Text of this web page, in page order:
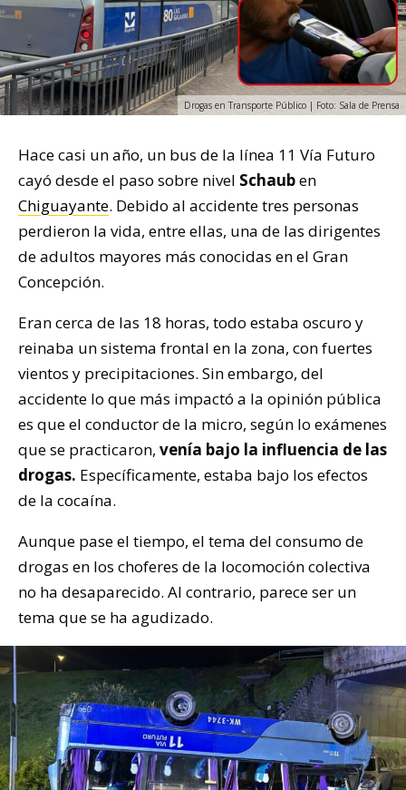
Drogas en Transporte Público | Foto: Sala de Prensa
Hace casi un año, un bus de la línea 11 Vía Futuro
cayó desde el paso sobre nivel Schauben
Chiguayante. Debido al accidente tres personas
perdieron la vida, entre ellas, una de las dirigentes
de adultos mayores más conocidas en el Gran
Concepción.
Eran cerca de las 18 horas, todo estaba oscuro y
reinaba un sistema frontal en la zona, con fuertes
vientos y precipitaciones. Sin embargo, del
accidente lo que más impactó a la opinión pública
es que el conductor de la micro, según lo exámenes
que se practicaron, venía bajo la influencia de las
drogas. Específicamente, estaba bajo los efectos
de la cocaína.
Aunque pase el tiempo, el tema del consumo de
drogas en los choferes de la locomoción colectiva
no ha desaparecido. Al contrario, parece ser un
tema que se ha agudizado.